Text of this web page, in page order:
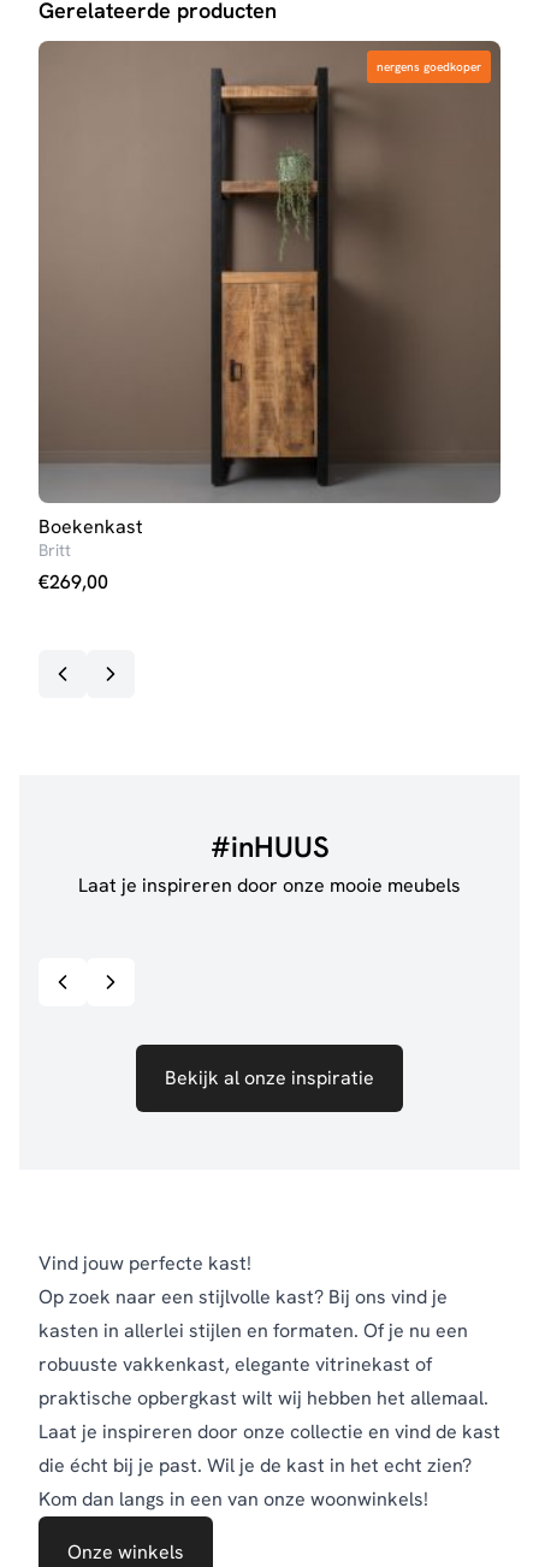
Gerelateerde producten
nergens goedkoper
nergens goedkoper
Boekenkast
Britt
€269,00
#inHUUS
Laat je inspireren door onze mooie meubels
Bekijk al onze inspiratie
Vind jouw perfecte kast!
Op zoek naar een stijlvolle kast? Bij ons vind je
kasten in allerlei stijlen en formaten. Of je nu een
robuuste vakkenkast, elegante vitrinekast of
praktische opbergkast wilt wij hebben het allemaal.
Laat je inspireren door onze collectie en vind de kast
die écht bij je past. Wil je de kast in het echt zien?
Kom dan langs in een van onze woonwinkels!
Onze winkels